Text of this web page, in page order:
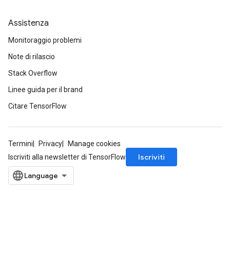
Assistenza
Monitoraggio problemi
Note di rilascio
Stack Overflow
Linee guida per il brand
Citare TensorFlow
Termini Privacy
Manage cookies
Iscriviti alla newsletter di TensorFlow
Iscriviti